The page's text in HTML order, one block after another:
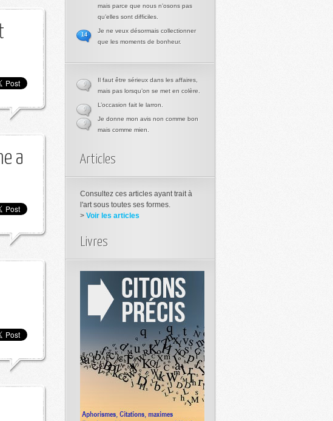
a
mais parce que nous n’osons pas
qu’elles sont difficiles.
Je ne veux désormais collectionner
que les moments de bonheur.
14
Il faut être sérieux dans les affaires,
mais pas lorsqu’on se met en colère.
0
L’occasion fait le larron.
0
Je donne mon avis non comme bon
mais comme mien.
0
Articles
Consultez ces articles ayant trait à
l'art sous toutes ses formes.
> Voir les articles
Livres